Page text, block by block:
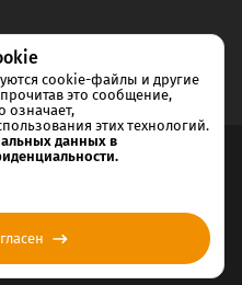
данных
cookie-файлы и другие
это сообщение,
означает,
этих технологий.
данных в